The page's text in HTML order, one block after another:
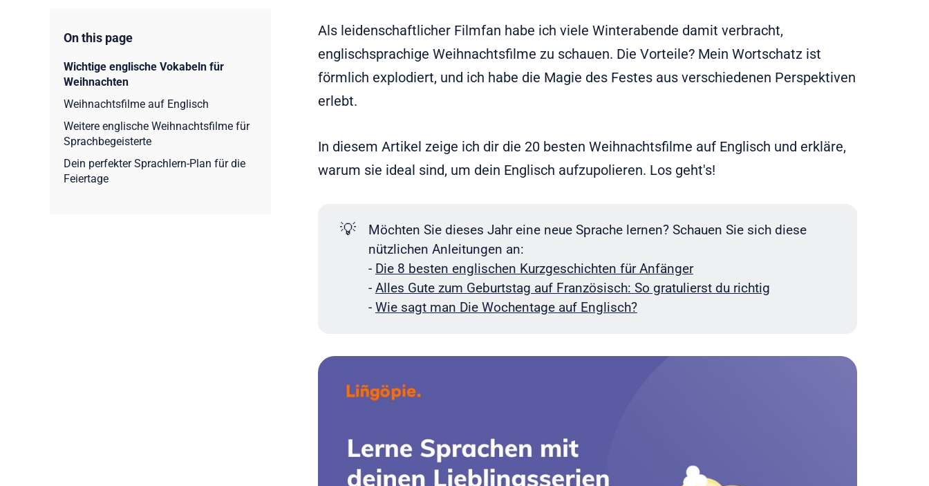
On this page
Wichtige englische Vokabeln für
Weihnachten
Weihnachtsfilme auf Englisch
Weitere englische Weihnachtsfilme für
Sprachbegeisterte
Dein perfekter Sprachlern-Plan für die
Feiertage
Als leidenschaftlicher Filmfan habe ich viele Winterabende damit verbracht,
englischsprachige Weihnachtsfilme zu schauen. Die Vorteile? Mein Wortschatz ist
förmlich explodiert, und ich habe die Magie des Festes aus verschiedenen Perspektiven
erlebt.
In diesem Artikel zeige ich dir die 20 besten Weihnachtsfilme auf Englisch und erkläre,
warum sie ideal sind, um dein Englisch aufzupolieren. Los geht's!
💡
Möchten Sie dieses Jahr eine neue Sprache lernen? Schauen Sie sich diese
nützlichen Anleitungen an:
- Die 8 besten englischen Kurzgeschichten für Anfänger
- Alles Gute zum Geburtstag auf Französisch: So gratulierst du richtig
- Wie sagt man Die Wochentage auf Englisch?